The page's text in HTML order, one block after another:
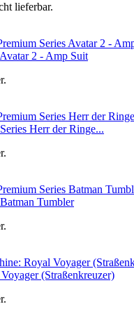
lieferbar.
2 - Amp Suit
Herr der Ringe...
Tumbler
(Straßenkreuzer)